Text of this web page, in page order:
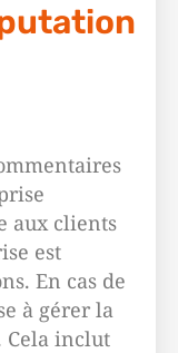
aux clients
est
En cas de
à gérer la
Cela inclut